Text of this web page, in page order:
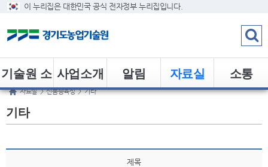
이 누리집은 대한민국 공식 전자정부 누리집입니다.
소통
자료실
알림
사업소개
기술원 소
개
자료실 > 신품종육성 > 기타
기타
제목